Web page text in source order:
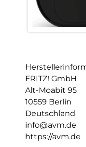
FRITZ! GmbH
Alt-Moabit 95
10559 Berlin
Deutschland
info@avm.de
https://avm.de